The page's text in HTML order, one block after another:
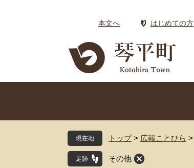
本文へ はじめての方
現在地 トップ > 広報ことひら >
その他